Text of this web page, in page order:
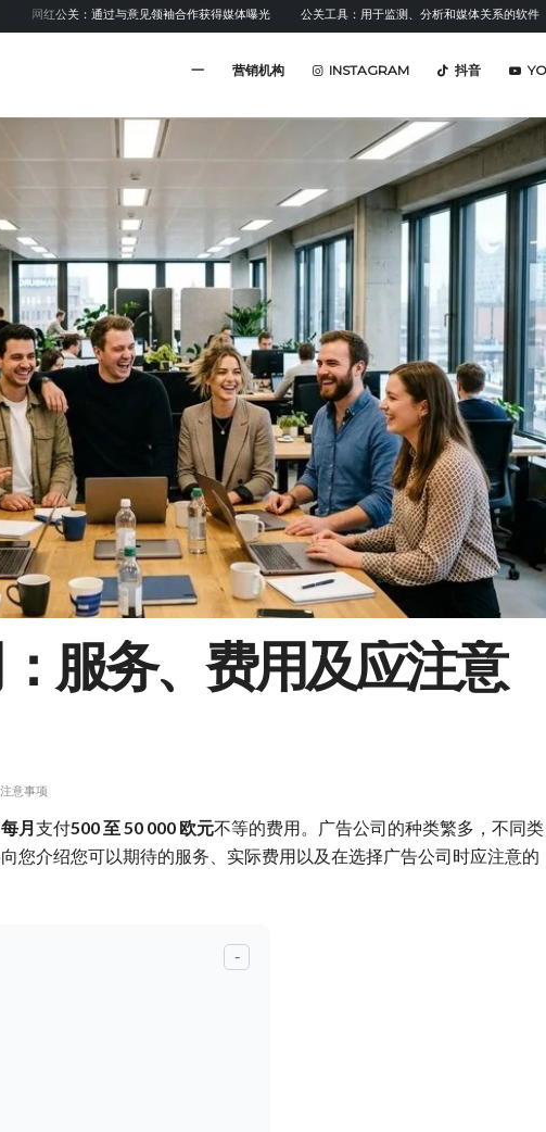
公关：通过与意见领袖合作获得媒体曝光 公关工具：用于监测、分析和媒体关系的软件 情
一 营销机构 INSTAGRAM 抖音
服务、费用及应注意
意事项
每月支付500 至 50 000 欧元不等的费用。广告公司的种类繁多，不同类
您介绍您可以期待的服务、实际费用以及在选择广告公司时应注意的
-